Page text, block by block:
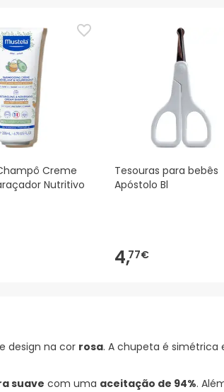
Creme
Nutritivo
Tesouras para bebês
Apóstolo Bl
4,77€
design na cor rosa. A chupeta é simétrica
suave com uma aceitação de 94%.